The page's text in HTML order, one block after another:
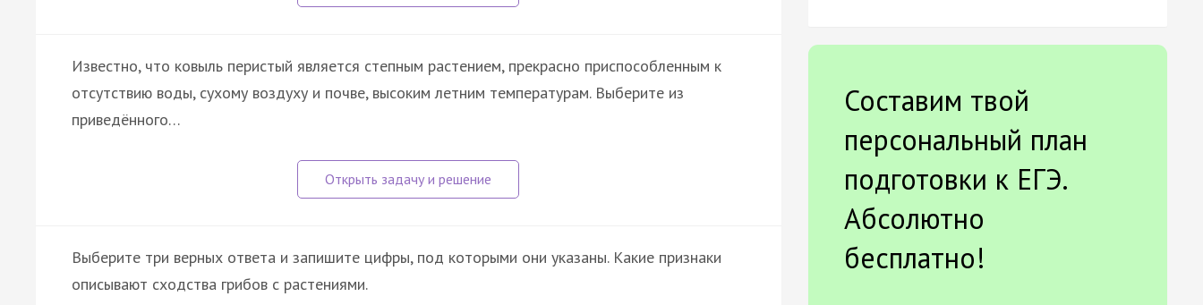
Известно, что ковыль перистый является степным растением, прекрасно приспособленным к
отсутствию воды, сухому воздуху и почве, высоким летним температурам. Выберите из
приведённого…
Выберите три верных ответа и запишите цифры, под которыми они указаны. Какие признаки
описывают сходства грибов с растениями.
Составим твой
персональный план
подготовки к ЕГЭ.
Абсолютно
бесплатно!